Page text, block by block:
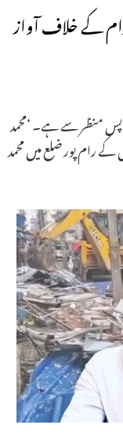
کے خلاف آواز
پس منظر سے ہے۔ ‘محمد
رام پور ضلع میں محمد